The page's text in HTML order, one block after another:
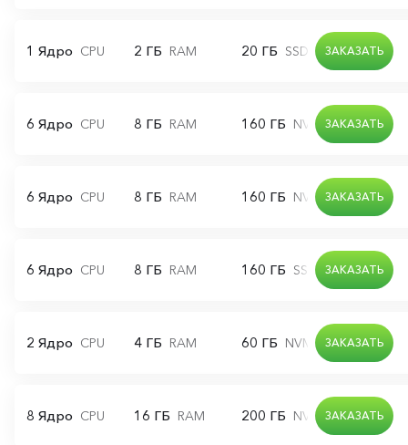
1 Ядро CPU 2 ГБ RAM 20 ГБ SSD дискЗАКАЗАТЬ
6 Ядро CPU 8 ГБ RAM 160 ГБ NVMe диск
ЗАКАЗАТЬ
6 Ядро CPU 8 ГБ RAM 160 ГБ NVMe диск
ЗАКАЗАТЬ
6 Ядро CPU 8 ГБ RAM 160 ГБ SSD дискЗАКАЗАТЬ
2 Ядро CPU 4 ГБ RAM 60 ГБ NVMe дискЗАКАЗАТЬ
8 Ядро CPU 16 ГБ RAM 200 ГБ NVMe диск
ЗАКАЗАТЬ